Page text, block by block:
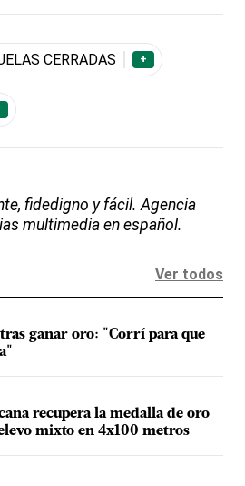
CERRADAS +
fidedigno y fácil. Agencia
multimedia en español.
Ver todos
ganar oro: "Corrí para que
recupera la medalla de oro
mixto en 4x100 metros